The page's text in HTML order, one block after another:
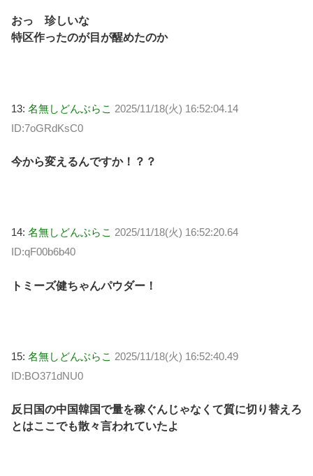
おっ 珍しいな
特区作ったのが目が醒めたのか
13: 名無しどんぶらこ 2025/11/18(火) 16:52:04.14
ID:7oGRdKsC0
今から変えるんですか！？？
14: 名無しどんぶらこ 2025/11/18(火) 16:52:20.64
ID:qF00b6b40
トミーズ健ちゃんパウダー！
15: 名無しどんぶらこ 2025/11/18(火) 16:52:40.49
ID:BO371dNU0
反日国の中国韓国で量を稼ぐんじゃなくて質に切り替えろ
とはここでも散々言われていたよ